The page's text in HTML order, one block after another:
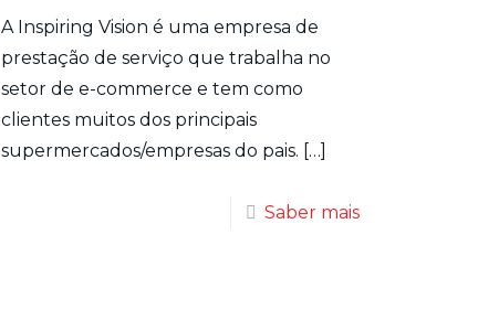
A Inspiring Vision é uma empresa de
prestação de serviço que trabalha no
setor de e-commerce e tem como
clientes muitos dos principais
supermercados/empresas do pais. […]
Saber mais